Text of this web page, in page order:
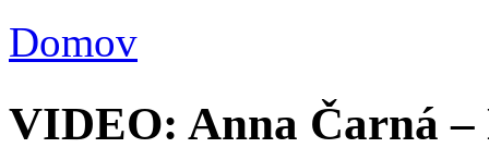
Nachádzate sa tu
Domov
VIDEO: Anna Čarná –